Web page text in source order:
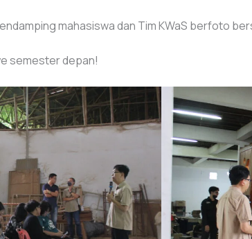
mahasiswa dan Tim KWaS berfoto
semester depan!